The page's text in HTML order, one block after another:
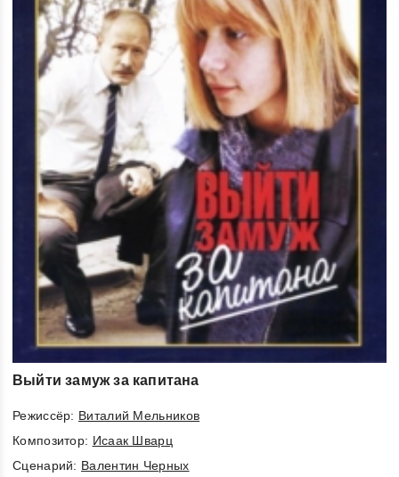
Выйти замуж за капитана
Режиссёр: Виталий Мельников
Композитор: Исаак Шварц
Cценарий: Валентин Черных